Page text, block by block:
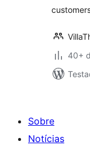
40+
Sobre
Notícias